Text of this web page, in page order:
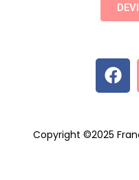
Copyright ©2025